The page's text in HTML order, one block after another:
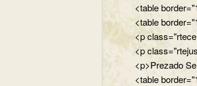
<table
<table
<p
<p
<p>Prezado
<table